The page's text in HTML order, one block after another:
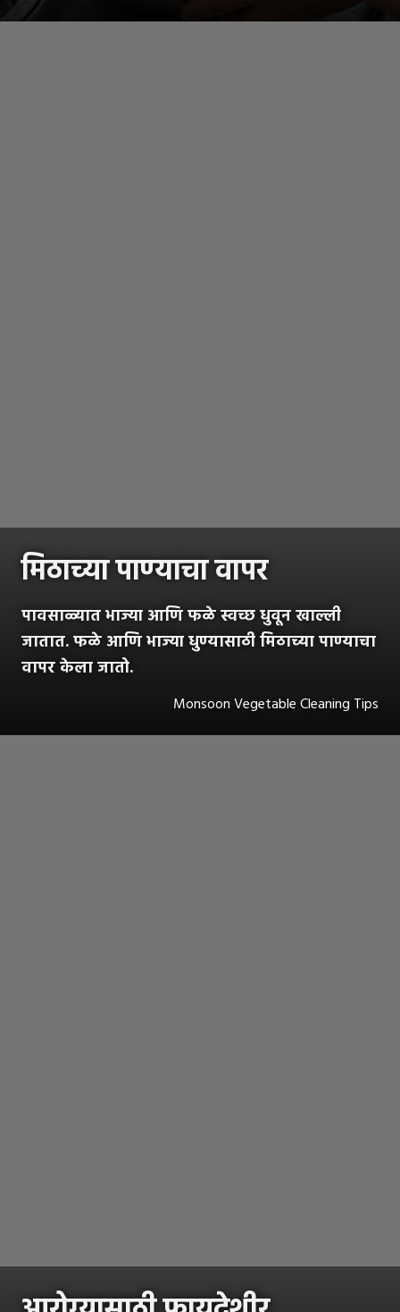
मिठाच्या पाण्याचा वापर
पावसाळ्यात भाज्या आणि फळे स्वच्छ धुवून खाल्ली
जातात. फळे आणि भाज्या धुण्यासाठी मिठाच्या पाण्याचा
वापर केला जातो.
Monsoon Vegetable Cleaning Tips